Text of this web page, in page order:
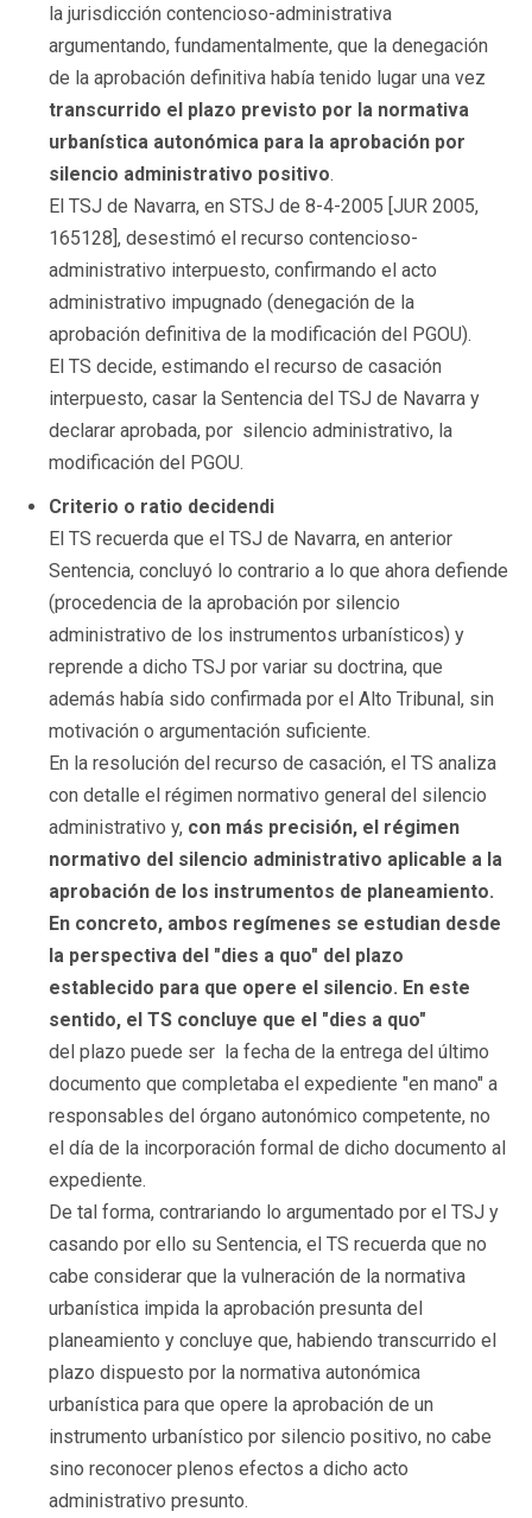
la jurisdicción contencioso-administrativa
argumentando, fundamentalmente, que la denegación
de la aprobación definitiva había tenido lugar una vez
transcurrido el plazo previsto por la normativa
urbanística autonómica para la aprobación por
silencio administrativo positivo.
El TSJ de Navarra, en STSJ de 8-4-2005 [JUR 2005,
165128], desestimó el recurso contencioso-
administrativo interpuesto, confirmando el acto
administrativo impugnado (denegación de la
aprobación definitiva de la modificación del PGOU).
El TS decide, estimando el recurso de casación
interpuesto, casar la Sentencia del TSJ de Navarra y
declarar aprobada, por silencio administrativo, la
modificación del PGOU.
Criterio o ratio decidendi
El TS recuerda que el TSJ de Navarra, en anterior
Sentencia, concluyó lo contrario a lo que ahora defiende
(procedencia de la aprobación por silencio
administrativo de los instrumentos urbanísticos) y
reprende a dicho TSJ por variar su doctrina, que
además había sido confirmada por el Alto Tribunal, sin
motivación o argumentación suficiente.
En la resolución del recurso de casación, el TS analiza
con detalle el régimen normativo general del silencio
administrativo y, con más precisión, el régimen
normativo del silencio administrativo aplicable a la
aprobación de los instrumentos de planeamiento.
En concreto, ambos regímenes se estudian desde
la perspectiva del "dies a quo" del plazo
establecido para que opere el silencio. En este
sentido, el TS concluye que el "dies a quo"
del plazo puede ser la fecha de la entrega del último
documento que completaba el expediente "en mano" a
responsables del órgano autonómico competente, no
el día de la incorporación formal de dicho documento al
expediente.
De tal forma, contrariando lo argumentado por el TSJ y
casando por ello su Sentencia, el TS recuerda que no
cabe considerar que la vulneración de la normativa
urbanística impida la aprobación presunta del
planeamiento y concluye que, habiendo transcurrido el
plazo dispuesto por la normativa autonómica
urbanística para que opere la aprobación de un
instrumento urbanístico por silencio positivo, no cabe
sino reconocer plenos efectos a dicho acto
administrativo presunto.